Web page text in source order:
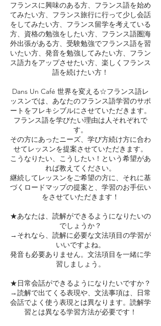
フランスに興味のある方、フランス語を始め
てみたい方、フランス旅行に行って少し会話
をしてみたい方、フランス留学を考えている
方、資格の勉強をしたい方、フランス語圏海
外出張がある方、受験勉強でフランス語を習
いたい方、発音を勉強してみたい方、フラン
ス語力をアップさせたい方、楽しくフランス
語を続けたい方！
Dans Un Café 世界を変える☆フランス語レ
ッスンでは、あなたのフランス語学習のサポ
ートをフレキシブルにさせていただきます。
フランス語を学びたい理由は人それぞれで
す。
その方にあったニーズ、学び方続け方に合わ
せてレッスンを提案させていただきます。
こうなりたい、こうしたい！という希望があ
れば教えてください。
継続してレッスンをご希望の方に、それに基
づくロードマップの提案と、学習のお手伝い
をさせていただきます！
★あなたは、読解ができるようになりたいの
でしょうか？
→それなら、読解に必要な文法項目の学習が
いいですよね。
発音も必要ありません。文法項目を一緒に学
習しましょう。
★日常会話ができるようになりたいですか？
→読解で出てくる表現や、文法事項は、日常
会話でよく使う表現とは異なります。読解学
習とは異なる学習方法が必要です！